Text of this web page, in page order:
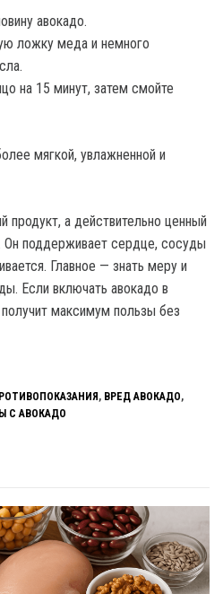
авокадо.
ложку меда и немного
на 15 минут, затем смойте
мягкой, увлажненной и
а действительно ценный
Он поддерживает сердце, сосуды
Главное — знать меру и
Если включать авокадо в
максимум пользы без
, ВРЕД АВОКАДО,
С АВОКАДО